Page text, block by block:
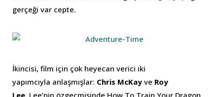
gerçeği var cepte.
İkincisi, film için çok heyecan verici iki
yapımcıyla anlaşmışlar: Chris McKay ve Roy